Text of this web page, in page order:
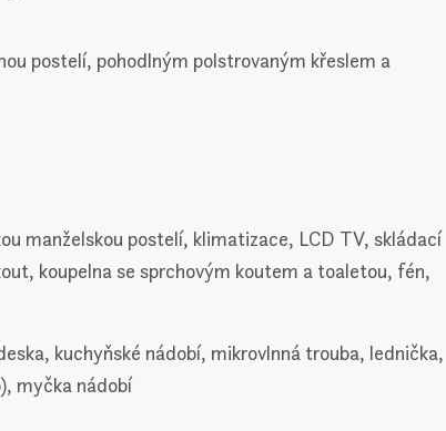
postelí, pohodlným polstrovaným křeslem a
manželskou postelí, klimatizace, LCD TV, skládací
koupelna se sprchovým koutem a toaletou, fén,
kuchyňské nádobí, mikrovlnná trouba, lednička,
myčka nádobí